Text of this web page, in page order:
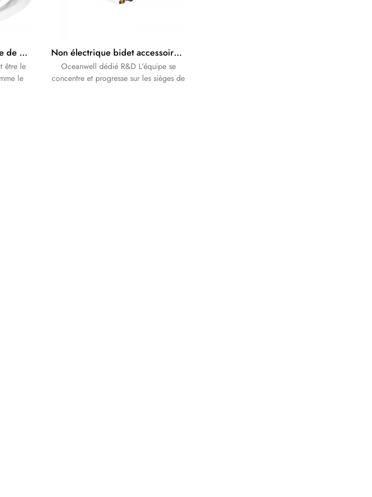
housses spéciales de siège de toilette avec lumière LED couleur différente lumière rouge lumière blanche bleu clair
être le
le
Non électrique bidet accessoire de toilette pulvérisateur d'eau froide buse
Oceanwell dédié R&D L'équipe se
concentre et progresse sur les sièges de